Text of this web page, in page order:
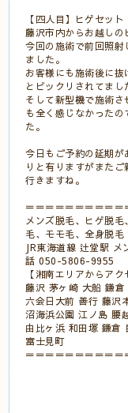
【四人目】ヒゲセット
藤沢市内からお越しの
今回の施術で前回照
ました。
お客様にも施術後に抜
とビックリされてまし
そして新型機で施術
も全く感じなかった
た。
今日もご予約の延期
りと有りますがまた
行きますね。
＝＝＝＝＝＝＝＝＝＝
メンズ脱毛、ヒゲ脱
毛、モモ毛、全身脱毛
JR東海道線 辻堂駅
話 050-5806-9955
【湘南エリアからアク
藤沢 茅ヶ崎 大船 鎌
六会日大前 善行 藤沢
沼海浜公園 江ノ島 腰
由比ヶ浜 和田塚 鎌倉
富士見町
＝＝＝＝＝＝＝＝＝＝